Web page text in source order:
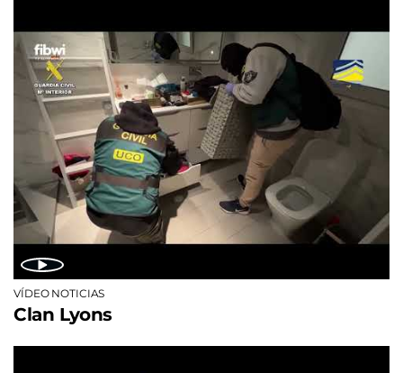
VÍDEO NOTICIAS
Clan Lyons